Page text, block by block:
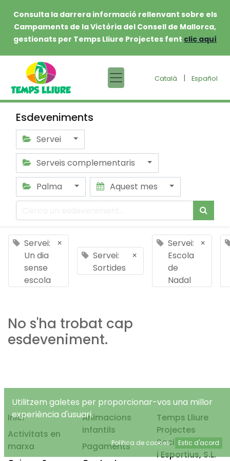
Consulta la darrera informació rellenvant sobre els
Campaments de la Victòria del Consell de Mallorca,
gestionats per Temps Lliure Projectes fent clic aquí
Català | Español
Esdeveniments
Servei
Serveis complementaris
Palma
Aquest mes
Servei:
Un dia
sense
escola
×
Servei:
Sortides
×
Servei:
Escola
de
Nadal
×
No s'ha trobat cap
esdeveniment.
Inici
Activitats en
marxa
Animacions
infantils
Pagaments
Temps Lliure
Projectes
Socioeducatius
i Esportius, S.L.
Utilitzem galetes per proporcionar-vos una millor
experiència d'usuari.
Política de cookies Estic d'acord